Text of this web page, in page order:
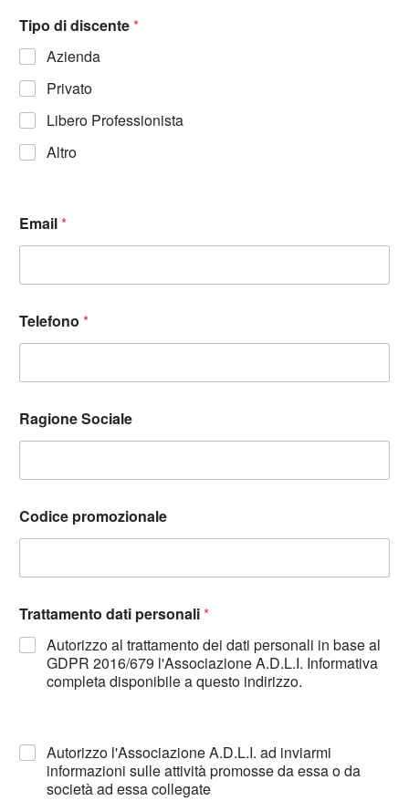
Tipo di discente*
Azienda
Privato
Libero Professionista
Altro
Email*
Telefono *
Ragione Sociale
Codice promozionale
Trattamento dati personali*
Autorizzo al trattamento dei dati personali in base al
GDPR 2016/679 l'Associazione A.D.L.I. Informativa
completa disponibile a questo indirizzo.
Autorizzo l'Associazione A.D.L.I. ad inviarmi
informazioni sulle attività promosse da essa o da
società ad essa collegate